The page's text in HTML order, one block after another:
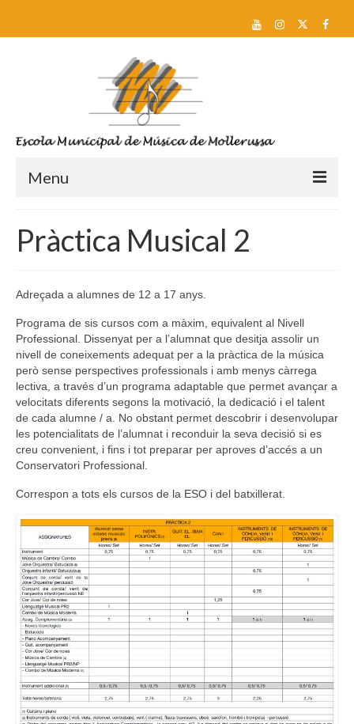
Menu
Escola
Equip docent
Pla d’estudis
Consell Escolar
Calendari escolar
Documentació
Taxes
Activitats
Horaris
Horaris curs 2026/2027
Contacta
Pràctica Musical 2
Adreçada a alumnes de 12 a 17 anys.
Programa de sis cursos com a màxim, equivalent al Nivell
Professional. Dissenyat per a l’alumnat que desitja assolir un
nivell de coneixements adequat per a la pràctica de la música
però sense perspectives professionals i amb menys càrrega
lectiva, a través d’un programa adaptable que permet avançar a
velocitats diferents segons la motivació, la dedicació i el talent
de cada alumne / a. No obstant permet descobrir i desenvolupar
les potencialitats de l’alumnat i reconduir la seva decisió si es
creu convenient, i fins i tot preparar per aproves d’accés a un
Conservatori Professional.
Correspon a tots els cursos de la ESO i del batxillerat.